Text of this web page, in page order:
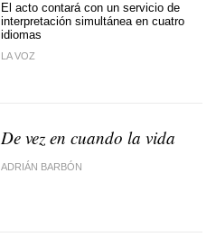
El acto contará con un servicio de
interpretación simultánea en cuatro
idiomas
LA VOZ
De vez en cuando la vida
ADRIÁN BARBÓN